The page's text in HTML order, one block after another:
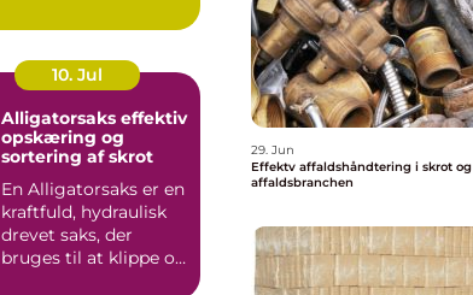
10. Jul
Alligatorsaks effektiv
opskæring og
sortering af skrot
En Alligatorsaks er en
kraftfuld, hydraulisk
drevet saks, der
bruges til at klippe og
29. Jun
Effektv affaldshåndtering i skrot og
affaldsbranchen